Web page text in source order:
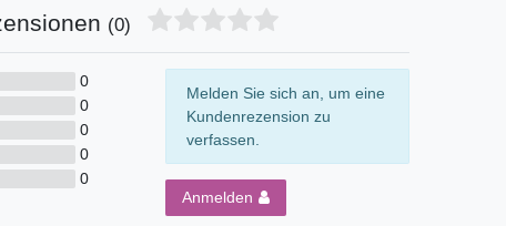
(0)
0
0
0
0
0
Melden Sie sich an, um eine
Kundenrezension zu
verfassen.
Anmelden